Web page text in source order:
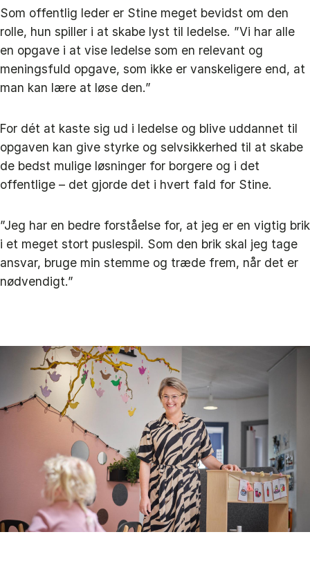
Som offentlig leder er Stine meget bevidst om den
rolle, hun spiller i at skabe lyst til ledelse. ”Vi har alle
en opgave i at vise ledelse som en relevant og
meningsfuld opgave, som ikke er vanskeligere end, at
man kan lære at løse den.”
For dét at kaste sig ud i ledelse og blive uddannet til
opgaven kan give styrke og selvsikkerhed til at skabe
de bedst mulige løsninger for borgere og i det
offentlige – det gjorde det i hvert fald for Stine.
”Jeg har en bedre forståelse for, at jeg er en vigtig brik
i et meget stort puslespil. Som den brik skal jeg tage
ansvar, bruge min stemme og træde frem, når det er
nødvendigt.”